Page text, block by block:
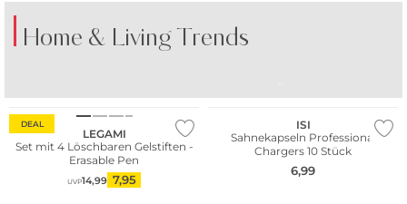
Home & Living Trends
DEAL
LEGAMI
Set mit 4 Löschbaren Gelstiften -
Erasable Pen
UVP14,99 7,95
ISI
Sahnekapseln Professional
Chargers 10 Stück
6,99